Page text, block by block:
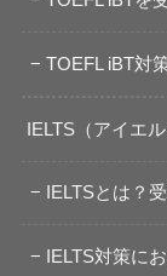
TOEFL iBT対
IELTS（アイエ
IELTSとは？
IELTS対策に